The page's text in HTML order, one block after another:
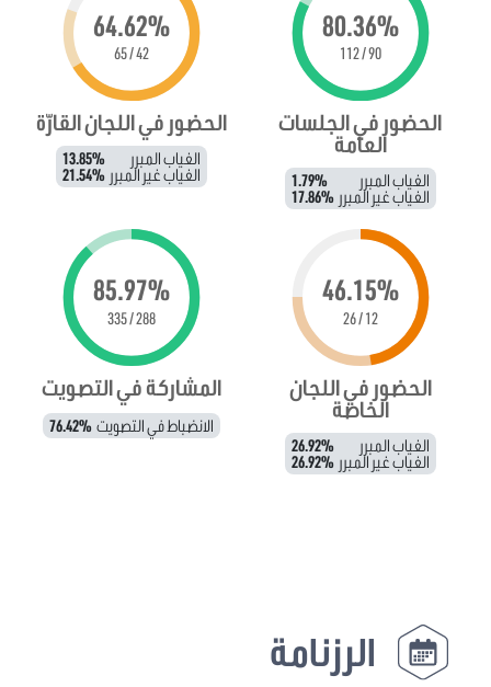
80.36%
90 / 112
الحضور في الجلسات
العامة
الغياب المبرر 1.79%
الغياب غير المبرر 17.86%
64.62%
42 / 65
الحضور في اللجان القارّة
الغياب المبرر 13.85%
الغياب غير المبرر 21.54%
46.15%
12 / 26
الحضور في اللجان
الخاصة
الغياب المبرر 26.92%
الغياب غير المبرر 26.92%
85.97%
288 / 335
المشاركة في التصويت
الانضباط في التصويت 76.42%
الرزنامة